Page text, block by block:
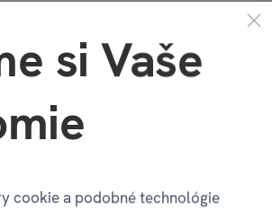
ALBI s.r.o.
si Vaše
cookie a podobné technológie